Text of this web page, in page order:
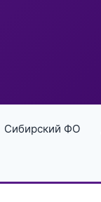
Сибирский ФО